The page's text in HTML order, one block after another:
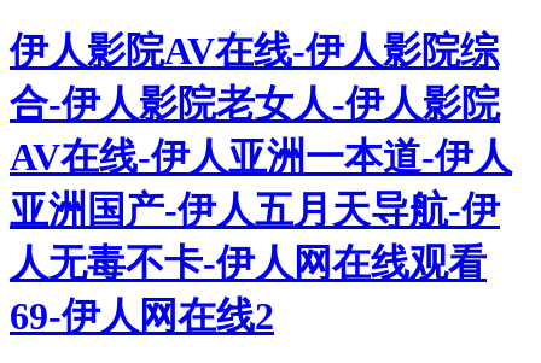
伊人影院AV在线-伊人影院综
合-伊人影院老女人-伊人影院
AV在线-伊人亚洲一本道-伊人
亚洲国产-伊人五月天导航-伊
人无毒不卡-伊人网在线观看
69-伊人网在线2